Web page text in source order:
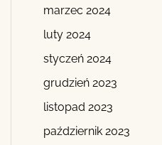
marzec 2024
luty 2024
styczeń 2024
grudzień 2023
listopad 2023
październik 2023